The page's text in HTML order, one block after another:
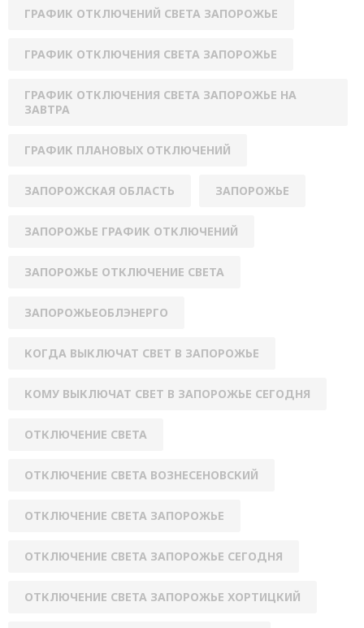
ГРАФИК ОТКЛЮЧЕНИЙ СВЕТА ЗАПОРОЖЬЕ
ГРАФИК ОТКЛЮЧЕНИЯ СВЕТА ЗАПОРОЖЬЕ
ГРАФИК ОТКЛЮЧЕНИЯ СВЕТА ЗАПОРОЖЬЕ НА
ЗАВТРА
ГРАФИК ПЛАНОВЫХ ОТКЛЮЧЕНИЙ
ЗАПОРОЖСКАЯ ОБЛАСТЬ ЗАПОРОЖЬЕ
ЗАПОРОЖЬЕ ГРАФИК ОТКЛЮЧЕНИЙ
ЗАПОРОЖЬЕ ОТКЛЮЧЕНИЕ СВЕТА
ЗАПОРОЖЬЕОБЛЭНЕРГО
КОГДА ВЫКЛЮЧАТ СВЕТ В ЗАПОРОЖЬЕ
КОМУ ВЫКЛЮЧАТ СВЕТ В ЗАПОРОЖЬЕ СЕГОДНЯ
ОТКЛЮЧЕНИЕ СВЕТА
ОТКЛЮЧЕНИЕ СВЕТА ВОЗНЕСЕНОВСКИЙ
ОТКЛЮЧЕНИЕ СВЕТА ЗАПОРОЖЬЕ
ОТКЛЮЧЕНИЕ СВЕТА ЗАПОРОЖЬЕ СЕГОДНЯ
ОТКЛЮЧЕНИЕ СВЕТА ЗАПОРОЖЬЕ ХОРТИЦКИЙ